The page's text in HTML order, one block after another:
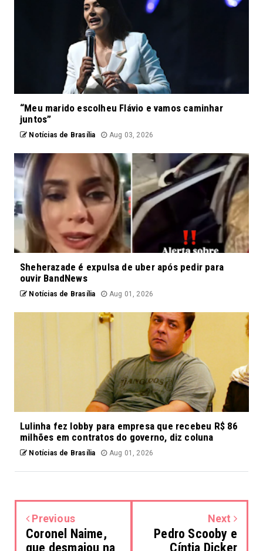
“Meu marido escolheu Flávio e vamos caminhar
juntos”
Notícias de Brasília Aug 03, 2026
Sheherazade é expulsa de uber após pedir para
ouvir BandNews
Notícias de Brasília Aug 01, 2026
Lulinha fez lobby para empresa que recebeu R$ 86
milhões em contratos do governo, diz coluna
Notícias de Brasília Aug 01, 2026
Previous
Coronel Naime,
que desmaiou na
Next
Pedro Scooby e
Cíntia Dicker